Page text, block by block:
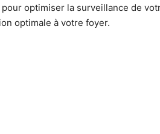
optimiser la surveillance de
optimale à votre foyer.